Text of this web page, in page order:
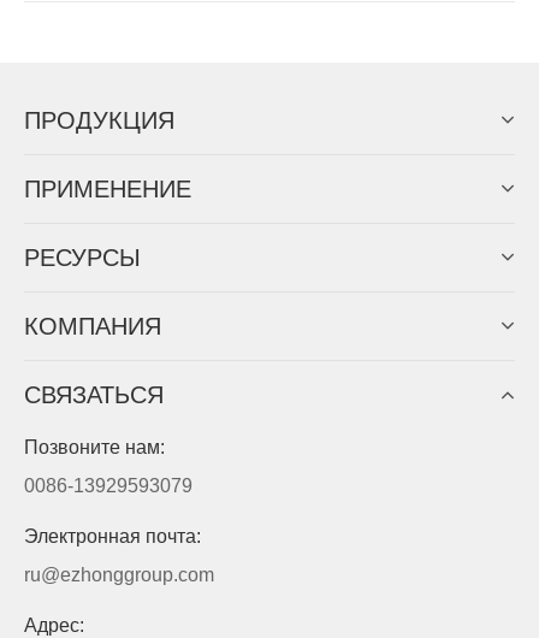
ПРОДУКЦИЯ
ПРИМЕНЕНИЕ
PЕСУРСЫ
КОМПАНИЯ
СВЯЗАТЬСЯ
Позвоните нам:
0086-13929593079
Электронная почта:
ru@ezhonggroup.com
Адрес: